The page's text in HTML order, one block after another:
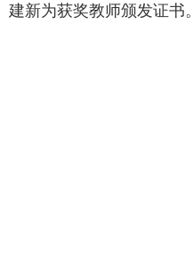
建新为获奖教师颁发证书。